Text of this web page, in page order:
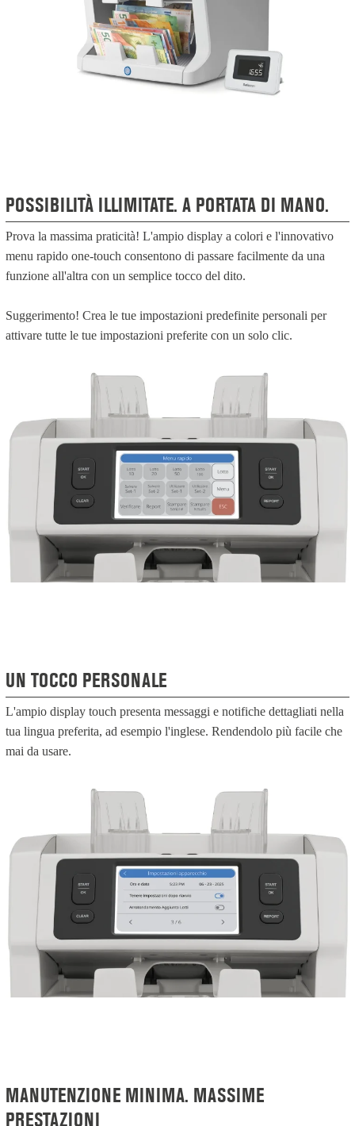
POSSIBILITÀ ILLIMITATE. A PORTATA DI MANO.
Prova la massima praticità! L'ampio display a colori e l'innovativo
menu rapido one-touch consentono di passare facilmente da una
funzione all'altra con un semplice tocco del dito.
Suggerimento! Crea le tue impostazioni predefinite personali per
attivare tutte le tue impostazioni preferite con un solo clic.
UN TOCCO PERSONALE
L'ampio display touch presenta messaggi e notifiche dettagliati nella
tua lingua preferita, ad esempio l'inglese. Rendendolo più facile che
mai da usare.
MANUTENZIONE MINIMA. MASSIME
PRESTAZIONI